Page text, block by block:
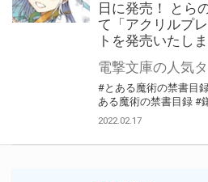
日に発売！ とら
て「アクリルプ
トを発売いたしま
#とある魔術の禁書目
ある魔術の禁書目録 #
2022.02.17